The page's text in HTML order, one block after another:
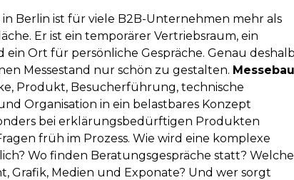
Berlin ist für viele B2B-Unternehmen mehr als
Er ist ein temporärer Vertriebsraum, ein
ein Ort für persönliche Gespräche. Genau
Messestand nur schön zu gestalten.
Produkt, Besucherführung, technische
Organisation in ein belastbares Konzept
bei erklärungsbedürftigen Produkten
früh im Prozess. Wie wird eine komplexe
Wo finden Beratungsgespräche statt? Welche
Grafik, Medien und Exponate? Und wer sorgt